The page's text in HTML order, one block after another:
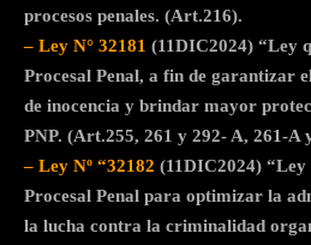
procesos penales. (Art.216).
– Ley N° 32181 (11DIC2024) “Ley
Procesal Penal, a fin de garantizar
de inocencia y brindar mayor
PNP. (Art.255, 261 y 292- A, 261-A
– Ley Nº “32182 (11DIC2024) “Ley
Procesal Penal para optimizar la
la lucha contra la criminalidad